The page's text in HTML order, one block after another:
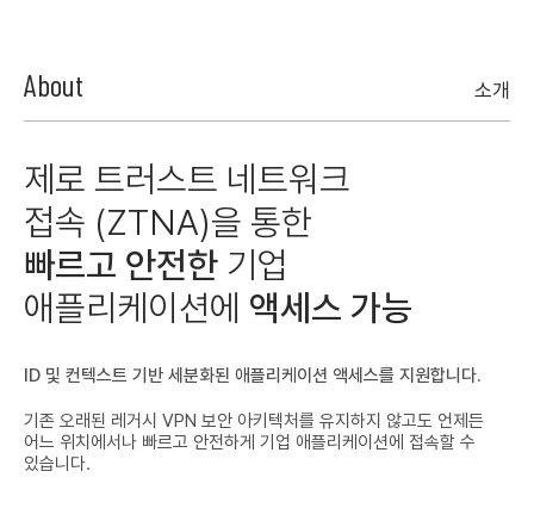
About 소개
제로 트러스트 네트워크
접속 (ZTNA)을 통한
빠르고 안전한 기업
애플리케이션에 액세스 가능
ID 및 컨텍스트 기반 세분화된 애플리케이션 액세스를 지원합니다.
기존 오래된 레거시 VPN 보안 아키텍처를 유지하지 않고도 언제든
어느 위치에서나 빠르고 안전하게 기업 애플리케이션에 접속할 수
있습니다.